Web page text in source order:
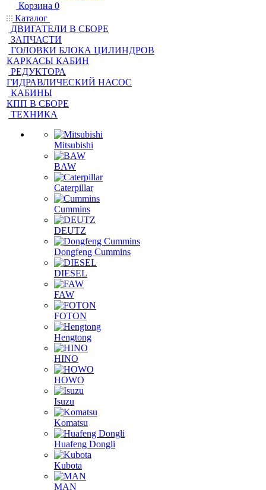
Корзина 0
Каталог
ДВИГАТЕЛИ В СБОРЕ
ЗАПЧАСТИ
ГОЛОВКИ БЛОКА ЦИЛИНДРОВ
КАРКАСЫ КАБИН
РЕДУКТОРА
ГИДРАВЛИЧЕСКИЙ НАСОС
КАБИНЫ
КПП В СБОРЕ
ТЕХНИКА
Mitsubishi
BAW
Caterpillar
Cummins
DEUTZ
Dongfeng Cummins
DIESEL
FAW
FOTON
Hengtong
HINO
HOWO
Isuzu
Komatsu
Huafeng Dongli
Kubota
MAN